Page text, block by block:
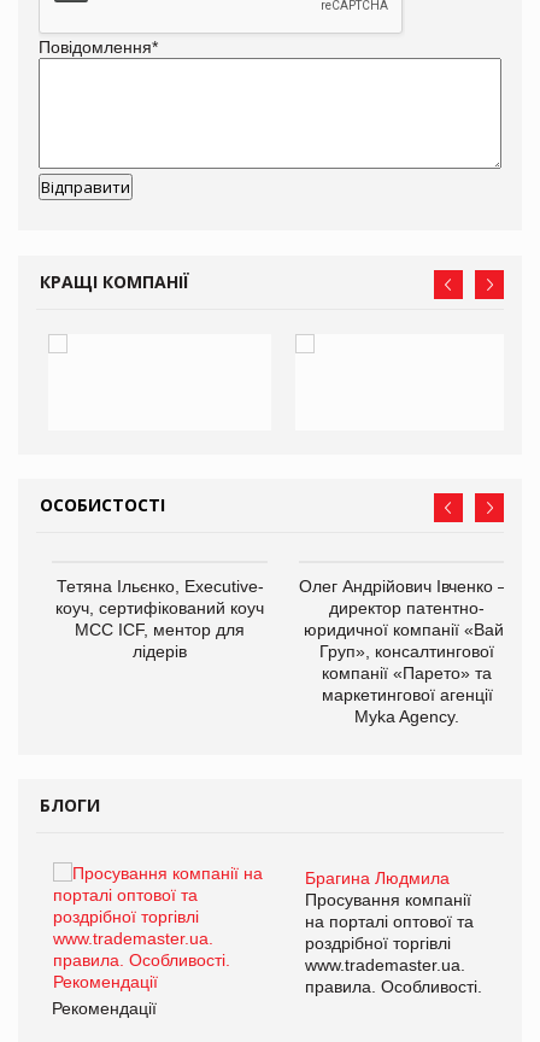
Повідомлення*
КРАЩІ КОМПАНІЇ
ОСОБИСТОСТІ
Тетяна Ільєнко, Executive-
коуч, сертифікований коуч
МСС ICF, ментор для
лідерів
Олег Андрійович Івченко —
директор патентно-
юридичної компанії «Вайз
Груп», консалтингової
компанії «Парето» та
маркетингової агенції
Myka Agency.
БЛОГИ
Брагина Людмила
Просування компанії
на порталі оптової та
роздрібної торгівлі
www.trademaster.ua.
правила. Особливості.
Рекомендації